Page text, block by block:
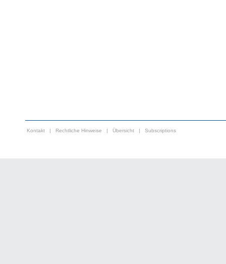
Kontakt | Rechtliche Hinweise | Übersicht | Subscriptions